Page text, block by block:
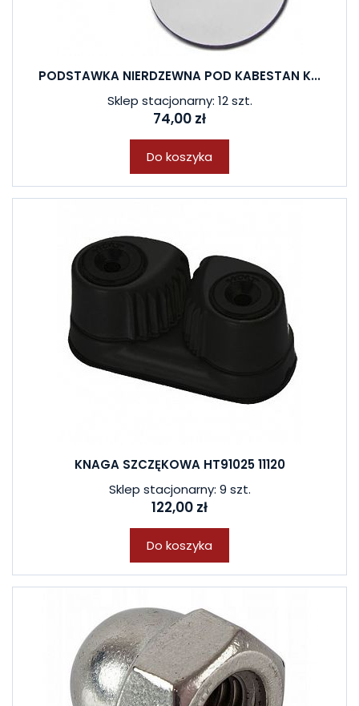
PODSTAWKA NIERDZEWNA POD KABESTAN K...
Sklep stacjonarny: 12 szt.
74,00 zł
Do koszyka
KNAGA SZCZĘKOWA HT91025 11120
Sklep stacjonarny: 9 szt.
122,00 zł
Do koszyka